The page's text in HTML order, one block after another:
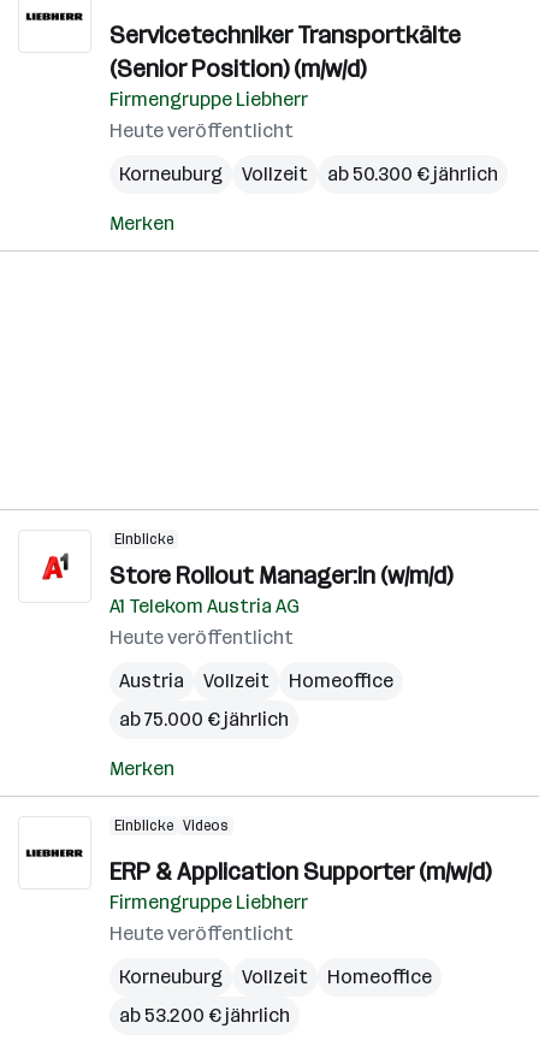
Servicetechniker Transportkälte
(Senior Position) (m/w/d)
Firmengruppe Liebherr
Heute veröffentlicht
Korneuburg
Vollzeit ab 50.300 € jährlich
Merken
Einblicke
Store Rollout Manager:in (w/m/d)
A1 Telekom Austria AG
Heute veröffentlicht
Austria
Vollzeit
Homeoffice
ab 75.000 € jährlich
Merken
Einblicke Videos
ERP & Application Supporter (m/w/d)
Firmengruppe Liebherr
Heute veröffentlicht
Korneuburg
Vollzeit
Homeoffice
ab 53.200 € jährlich